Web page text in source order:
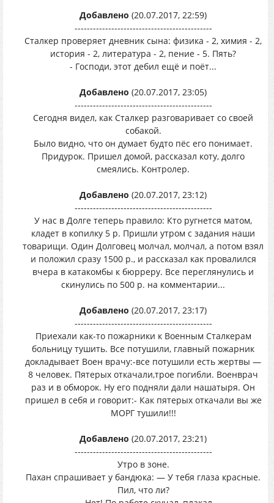
Добавлено (20.07.2017, 22:59)
---------------------------------------------
Сталкер проверяет дневник сына: физика - 2, химия - 2,
история - 2, литература - 2, пение - 5. Пять?
- Господи, этот дебил ещё и поёт...
Добавлено (20.07.2017, 23:05)
---------------------------------------------
Сегодня видел, как Сталкер разговаривает со своей
собакой.
Было видно, что он думает будто пёс его понимает.
Придурок. Пришел домой, рассказал коту, долго
смеялись. Контролер.
Добавлено (20.07.2017, 23:12)
---------------------------------------------
У нас в Долге теперь правило: Кто ругнется матом,
кладет в копилку 5 р. Пришли утром с задания наши
товарищи. Один Долговец молчал, молчал, а потом взял
и положил сразу 1500 р., и рассказал как провалился
вчера в катакомбы к бюрреру. Все переглянулись и
скинулись по 500 р. на комментарии...
Добавлено (20.07.2017, 23:17)
---------------------------------------------
Приехали как-то пожарники к Военным Сталкерам
больницу тушить. Все потушили, главный пожарник
докладывает Воен врачу:-все потушили есть жертвы —
8 человек. Пятерых откачали,трое погибли. Военврач
раз и в обморок. Ну его подняли дали нашатыря. Он
пришел в себя и говорит:- Как пятерых откачали вы же
МОРГ тушили!!!
Добавлено (20.07.2017, 23:21)
---------------------------------------------
Утро в зоне.
Пахан спрашивает у бандюка: — У тебя глаза красные.
Пил, что ли?